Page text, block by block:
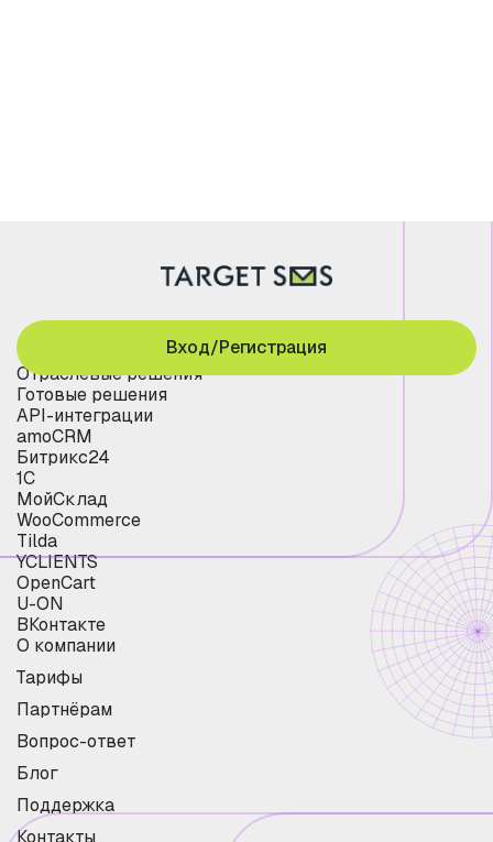
Отраслевые решения
Готовые решения
API-интеграции
amoCRM
Битрикс24
1С
МойСклад
WooCommerce
Tilda
YCLIENTS
OpenCart
U-ON
ВКонтакте
О компании
Тарифы
Партнёрам
Вопрос-ответ
Блог
Поддержка
Контакты
Вход/Регистрация